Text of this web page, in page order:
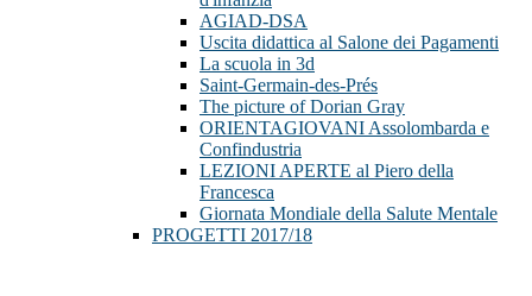
AGIAD-DSA
Uscita didattica al Salone dei Pagamenti
La scuola in 3d
Saint-Germain-des-Prés
The picture of Dorian Gray
ORIENTAGIOVANI Assolombarda e
Confindustria
LEZIONI APERTE al Piero della
Francesca
Giornata Mondiale della Salute Mentale
PROGETTI 2017/18